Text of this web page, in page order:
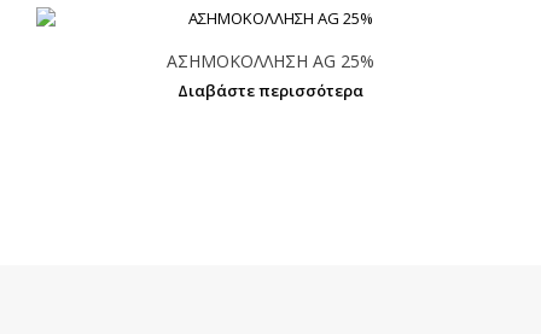
ΑΣΗΜΟΚΟΛΛΗΣΗ AG 25%
Διαβάστε περισσότερα